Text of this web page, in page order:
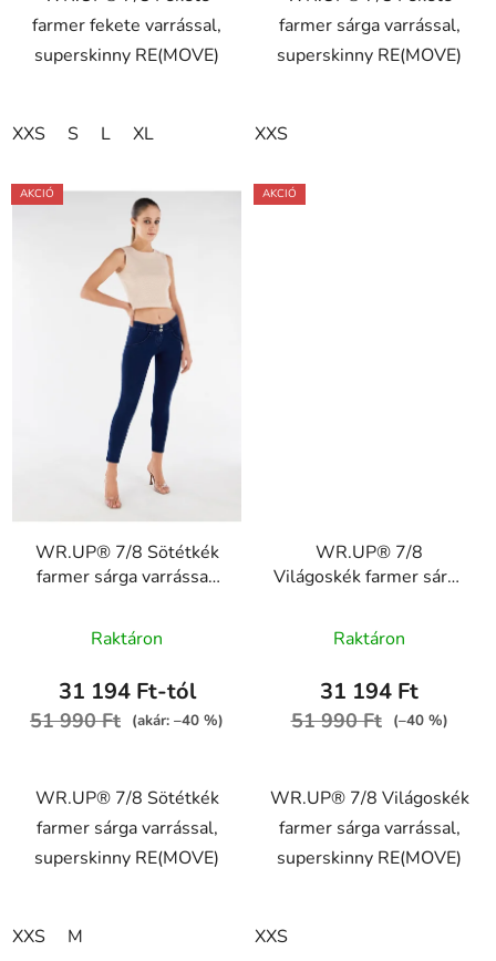
farmer fekete varrással,
superskinny RE(MOVE)
XXS S L XL
farmer sárga varrással,
superskinny RE(MOVE)
XXS
AKCIÓ
WR.UP® 7/8 Sötétkék
farmer sárga varrással,
WRUP4RC002ORG,
J0Y
Raktáron
31 194 Ft-tól
51 990 Ft (akár: –40 %)
WR.UP® 7/8 Sötétkék
farmer sárga varrással,
superskinny RE(MOVE)
XXS M
AKCIÓ
WR.UP® 7/8
Világoskék farmer sárga
RE(MOVE)
WRUP4RC002ORG,
termék
átlagos
értékelése
5,0
csillag.
Raktáron
31 194 Ft
51 990 Ft (–40 %)
WR.UP® 7/8 Világoskék
farmer sárga varrással,
superskinny RE(MOVE)
XXS